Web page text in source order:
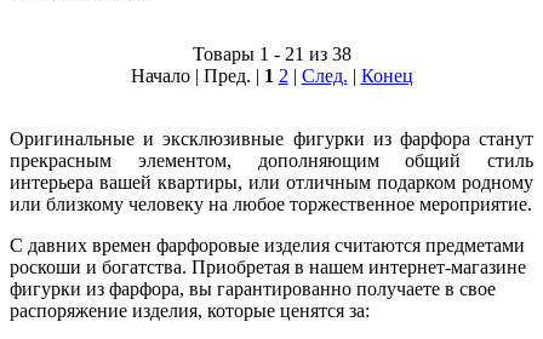
Товары 1 - 21 из 38
Начало | Пред. | 1 2 | След. | Конец
Оригинальные и эксклюзивные фигурки из фарфора станут
прекрасным элементом, дополняющим общий стиль
интерьера вашей квартиры, или отличным подарком родному
или близкому человеку на любое торжественное мероприятие.
С давних времен фарфоровые изделия считаются предметами
роскоши и богатства. Приобретая в нашем интернет-магазине
фигурки из фарфора, вы гарантированно получаете в свое
распоряжение изделия, которые ценятся за: